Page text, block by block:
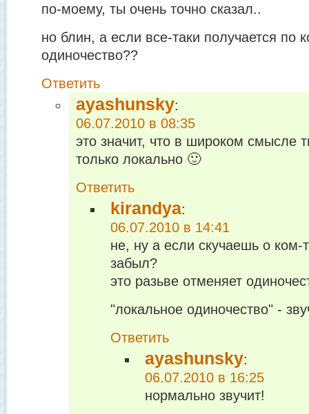
по-моему, ты очень точно сказал..
но блин, а если все-таки получается по
одиночество??
Ответить
ayashunsky:
06.07.2010 в 08:35
это значит, что в широком смысле
только локально 🙂
Ответить
kirandya:
06.07.2010 в 14:41
не, ну а если скучаешь о ком-
забыл?
это разьве отменяет
"локальное одиночество" -
Ответить
ayashunsky:
06.07.2010 в 16:25
нормально звучит!